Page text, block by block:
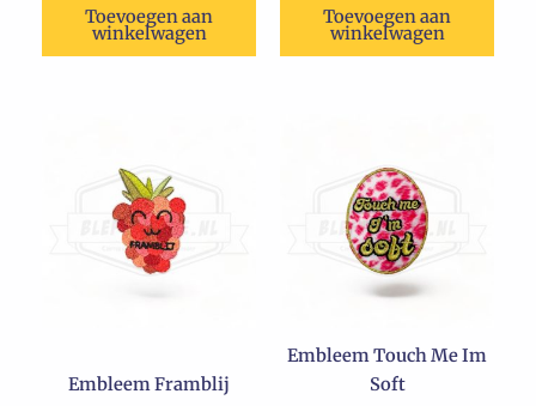
Toevoegen aan
winkelwagen
Toevoegen aan
winkelwagen
Embleem Framblij
Embleem Touch Me Im
Soft